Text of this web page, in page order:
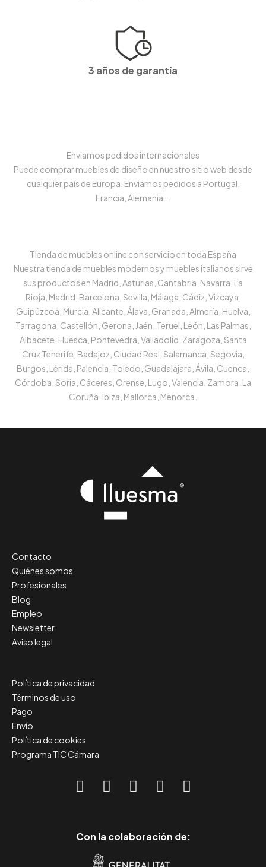
3 años de garantía
Enviamos pedidos internacionales
Puede comprar muebles de diseño en nuestro sitio web desde
cualquier país de Europa, Enviamos pedidos a Portugal,
Francia, Alemania...
Tienda de muebles online con servicio en toda España
Nuestra tienda de muebles modernos y muebles italianos sirve
sus productos en Madrid, Asturias, Cantabria, Navarra, La
Rioja, Madrid, Barcelona, Sevilla, Málaga, Cádiz, Vizcaya,
Guipúzcoa, Murcia, Alicante, Álava, Granada, Almería, Huelva,
Tarragona, Castellón, Gerona, Jaén, Teruel, León, Las Palmas,
Albacete, Huesca, Pontevedra, Valladolid, Zaragoza, Santa
Cruz Tenerife, Badajoz, Ciudad Real, Salamanca, Segovia,
Burgos, Lérida, Palencia, Toledo, Guadalajara, Ávila, Cuenca,
Córdoba, Soria, Cáceres, Orense, Lugo, Valencia, Zamora, La
Coruña, Ibiza, Mallorca, Menorca.
Contacto
Quiénes somos
Profesionales
Blog
Empleo
Newsletter
Aviso legal
Política de privacidad
Términos de uso
Pago
Envío
Política de cookies
Programa TIC Cámara
Con la colaboración de: